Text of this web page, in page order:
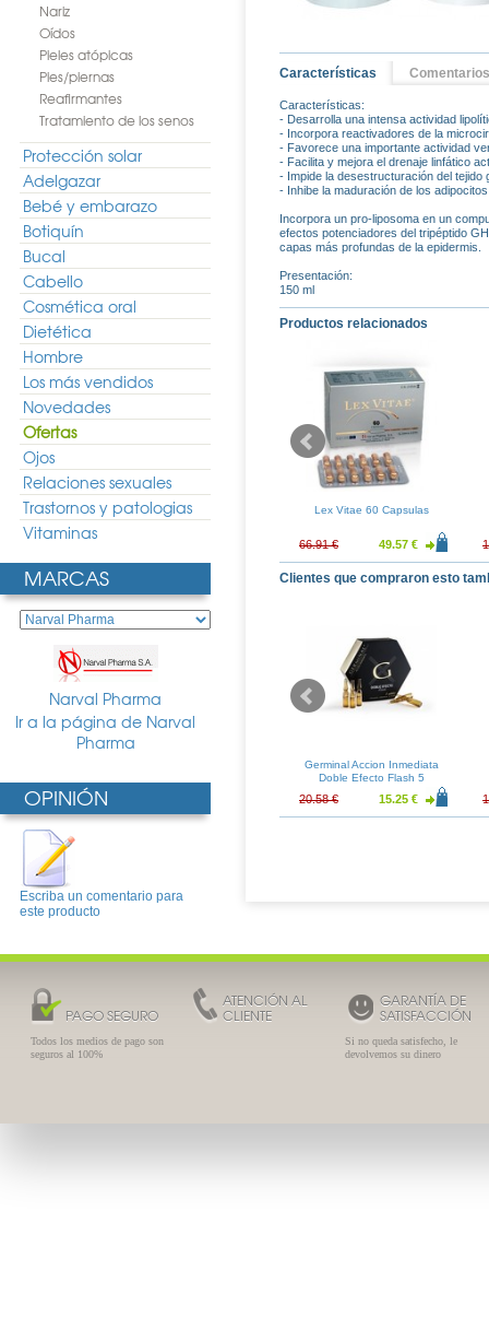
Nariz
Oídos
Pieles atópicas
Pies/piernas
Reafirmantes
Tratamiento de los senos
Protección solar
Adelgazar
Bebé y embarazo
Botiquín
Bucal
Cabello
Cosmética oral
Dietética
Hombre
Los más vendidos
Novedades
Ofertas
Ojos
Relaciones sexuales
Trastornos y patologias
Vitaminas
MARCAS
Narval Pharma
Ir a la página de Narval
Pharma
OPINIÓN
Escriba un comentario para
este producto
Características Comentarios
Características:
- Desarrolla una intensa actividad
- Incorpora reactivadores de la
- Favorece una importante actividad
- Facilita y mejora el drenaje linfático
- Impide la desestructuración del
- Inhibe la maduración de los
Incorpora un pro-liposoma en un
efectos potenciadores del tripéptido
capas más profundas de la epidermis.
Presentación:
150 ml
Productos relacionados
30ml
Lex Vitae 60 Capsulas
DUPLO con regalo de un libro
Lex Vitae 60 Capsulas
66.91 € 49.57 €
Clientes que compraron esto
18.95 €
Germinal Accion Inmediata
Doble Efecto Flash 5
20.58 € 15.25 €
PAGO SEGURO
Todos los medios de pago son
seguros al 100%
ATENCIÓN AL
CLIENTE
GARANTÍA DE
SATISFACCIÓN
Si no queda satisfecho, le
devolvemos su dinero